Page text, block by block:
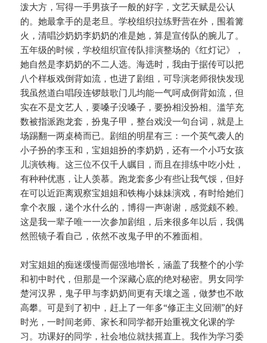
泼大方，写得一手男孩子一般的好字，文艺天赋是公认
的。她最拿手的是老旦。学校组织拉练野营在外，围着篝
火，清唱沙奶奶李奶奶的准是她，算是宣传队的腕儿了。
五年级的时候，学校组织宣传队排演整场的《红灯记》，
她自然是李奶奶的不二人选。海选时，我由于据传可以把
八个样板戏倒背如流，也进了剧组，可导演老师很快发现
我虽然道白唱段连锣鼓歌门儿均能一气呵成倒背如流，但
实在不是文艺人，要嗓子没嗓子，要扮相没扮相。滥竽充
数被指派跑龙套，扮鬼子甲，整台戏没一句台词，就是上
场踢翻一两桌椅而已。剧组的明星有三：一个英气袭人的
小子扮的李玉和，宝姐姐扮的李奶奶，还有一个小巧女孩
儿演铁梅。这三位不仅千人瞩目，而且在排练中吃小灶，
有种种优惠，让人羡慕。跑龙套多少有些让我气馁，但好
在可以近距离观察宝姐姐和铁梅小妹妹演戏，有时给她们
拿个衣服，递个水什么的，博得一声谢谢，感觉颇不赖。
这是我一辈子唯一一次参加剧组，后来很多年以后，我偶
然照镜子看自己，依然不改鬼子甲的不雅面相。
对宝姐姐的痴迷缓慢而倔强地增长，涵盖了我整个的小学
和初中时代，但那是一个深藏心底的绝对秘密。男女同学
楚河汉界，鬼子甲与李奶奶间更有天壤之遥，做梦也不敢
高攀。可是到了初中，赶上了一年多“修正主义回潮”的好
时光，一时间老师、家长和同学都开始重视文化课的学
习。功课好的同学，社会地位就扶摇直上。我作为学习委